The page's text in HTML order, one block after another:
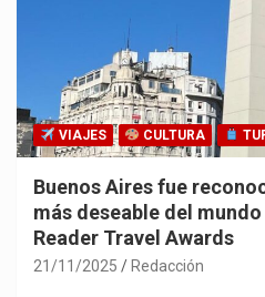
VIAJES CULTURA
Buenos Aires fue
más deseable del
Reader Travel Awards
21/11/2025 Redacción